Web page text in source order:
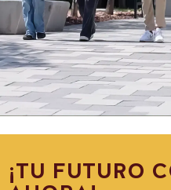
¡TU FUTURO